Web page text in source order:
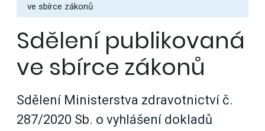
ve sbírce zákonů
Sdělení publikovaná
ve sbírce zákonů
Sdělení Ministerstva zdravotnictví č.
287/2020 Sb. o vyhlášení dokladů